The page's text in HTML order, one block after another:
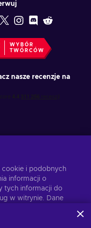
WYBÓR
TWÓRCÓW
nasze recenzje na
Subskrybuj
chwili. Sprawdź Politykę
cookie i podobnych
informacji o
tych informacji do
w witrynie. Dane